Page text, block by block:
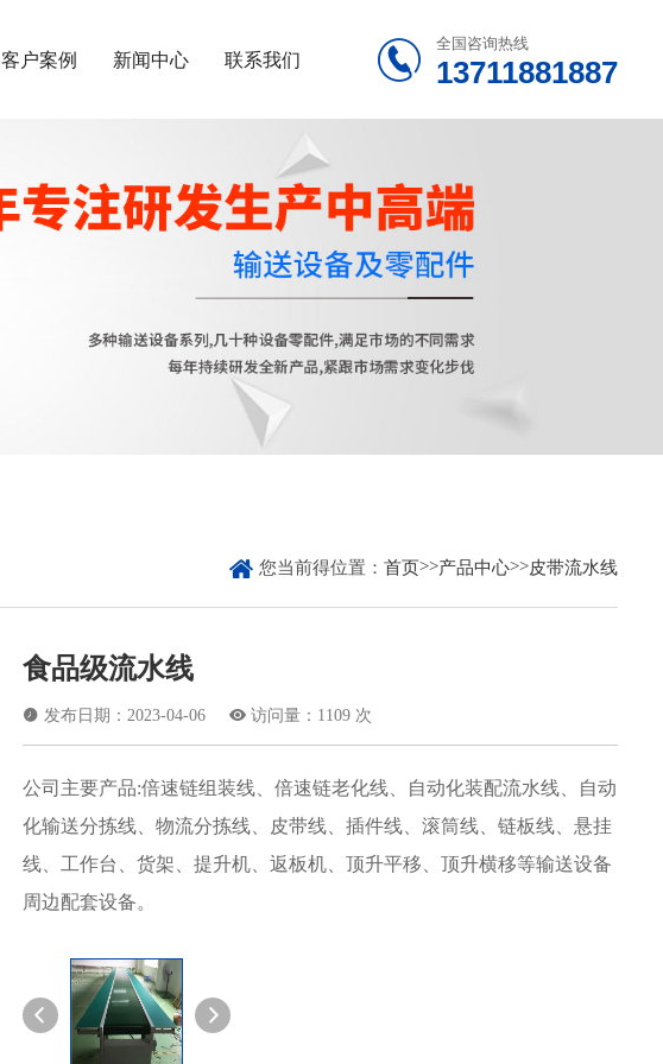
客户案例 新闻中心 联系我们  全国咨询热线
13711881887
 您当前得位置： 首页>>产品中心>>皮带流水线
食品级流水线
 发布日期：2023-04-06 访问量：1109 次
公司主要产品:倍速链组装线、倍速链老化线、自动化装配流水线、自动
化输送分拣线、物流分拣线、皮带线、插件线、滚筒线、链板线、悬挂
线、工作台、货架、提升机、返板机、顶升平移、顶升横移等输送设备
周边配套设备。